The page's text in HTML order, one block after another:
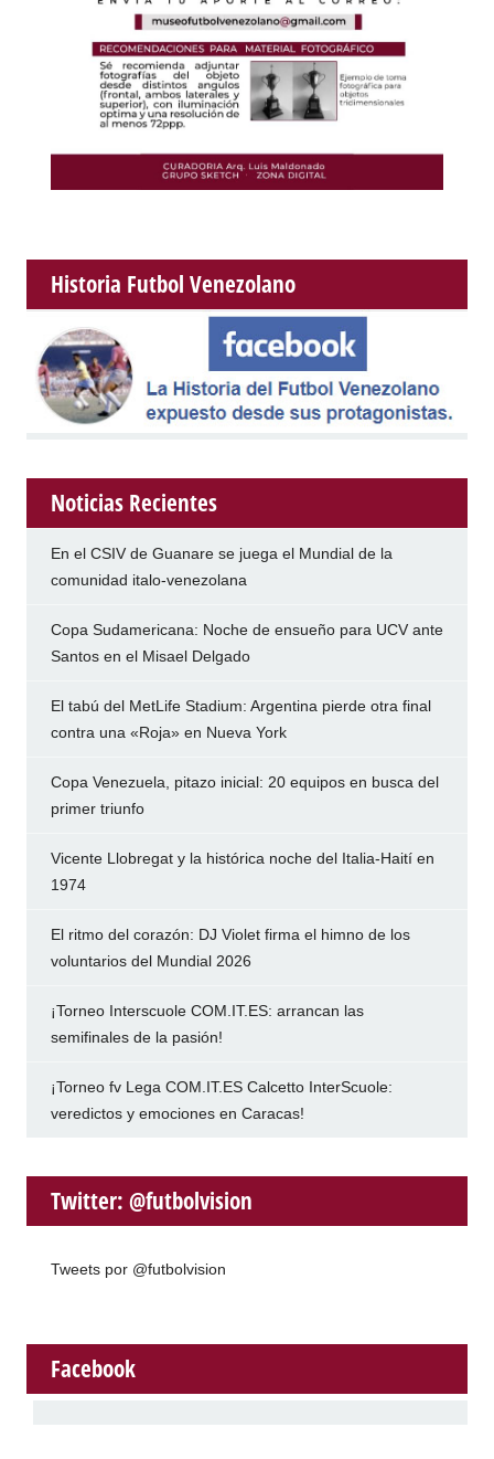
Historia Futbol Venezolano
Noticias Recientes
En el CSIV de Guanare se juega el Mundial de la
comunidad italo-venezolana
Copa Sudamericana: Noche de ensueño para UCV ante
Santos en el Misael Delgado
El tabú del MetLife Stadium: Argentina pierde otra final
contra una «Roja» en Nueva York
Copa Venezuela, pitazo inicial: 20 equipos en busca del
primer triunfo
Vicente Llobregat y la histórica noche del Italia-Haití en
1974
El ritmo del corazón: DJ Violet firma el himno de los
voluntarios del Mundial 2026
¡Torneo Interscuole COM.IT.ES: arrancan las
semifinales de la pasión!
¡Torneo fv Lega COM.IT.ES Calcetto InterScuole:
veredictos y emociones en Caracas!
Twitter: @futbolvision
Tweets por @futbolvision
Facebook